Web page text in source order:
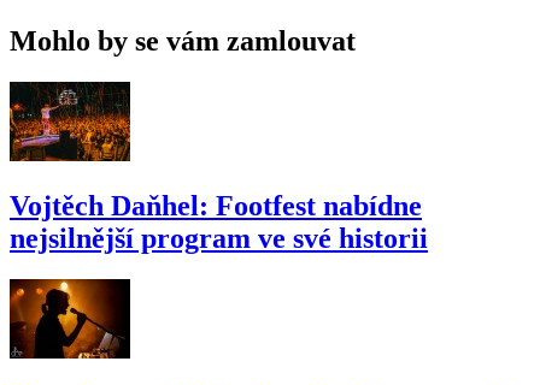
Mohlo by se vám zamlouvat
Vojtěch Daňhel: Footfest nabídne
nejsilnější program ve své historii